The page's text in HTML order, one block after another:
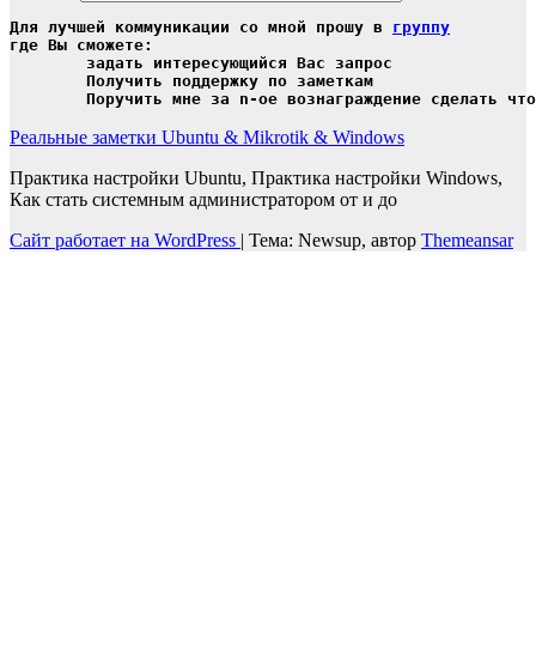
Для лучшей коммуникации со мной прошу в группу
где Вы сможете:
Поручить мне за n-ое вознаграждение сделать
Реальные заметки Ubuntu & Mikrotik & Windows
Практика настройки Ubuntu, Практика настройки Windows,
Как стать системным администратором от и до
Сайт работает на WordPress | Тема: Newsup, автор Themeansar